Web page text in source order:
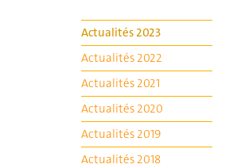
Actualités 2023
Actualités 2022
Actualités 2021
Actualités 2020
Actualités 2019
Actualités 2018